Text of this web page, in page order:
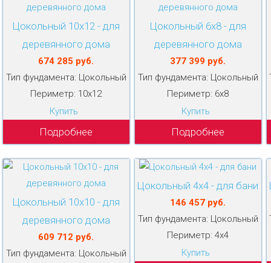
Цокольный 10х12 - для
деревянного дома
674 285 руб.
Тип фундамента: Цокольный
Периметр: 10х12
Купить
Подробнее
Цокольный 6х8 - для
деревянного дома
377 399 руб.
Тип фундамента: Цокольный
Периметр: 6х8
Купить
Подробнее
Цокольный 10х10 - для
деревянного дома
609 712 руб.
Тип фундамента: Цокольный
Цокольный 4х4 - для бани
146 457 руб.
Тип фундамента: Цокольный
Периметр: 4х4
Купить